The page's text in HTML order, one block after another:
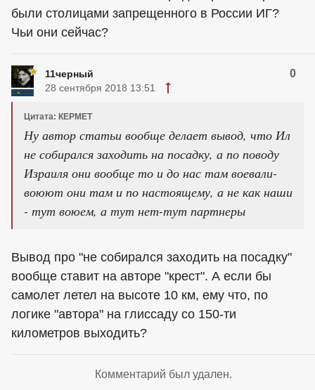
были столицами запрещенного в России ИГ?
Чьи они сейчас?
11черный 0
28 сентября 2018 13:51
Цитата: КЕРМЕТ
Ну автор статьи вообще делает вывод, что Ил
не собирался заходить на посадку, а по поводу
Израиля они вообще то и до нас там воевали-
воюют они там и по настоящему, а не как наши
- тут воюем, а тут нет-тут партнеры
Вывод про "не собирался заходить на посадку"
вообще ставит на авторе "крест". А если бы
самолет летел на высоте 10 км, ему что, по
логике "автора" на глиссаду со 150-ти
километров выходить?
Комментарий был удален.